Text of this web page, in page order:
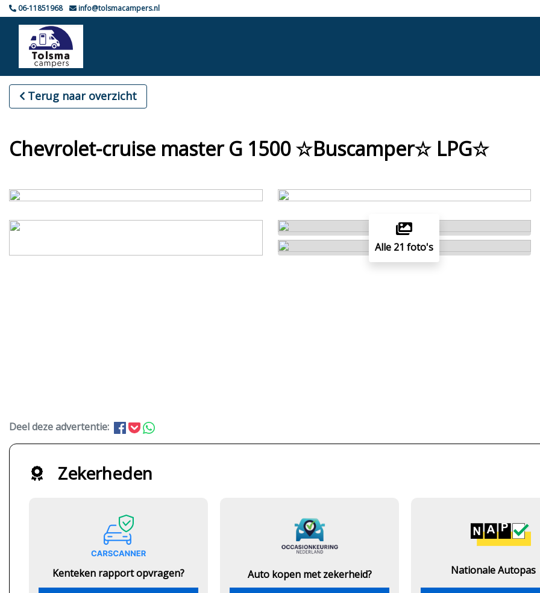
06-11851968 info@tolsmacampers.nl
Terug naar overzicht
Chevrolet-cruise master G 1500 ☆Buscamper☆ LPG☆
Alle 21 foto's
Deel deze advertentie:
Zekerheden
Kenteken rapport opvragen?
Auto kopen met zekerheid?
Nationale Autopas